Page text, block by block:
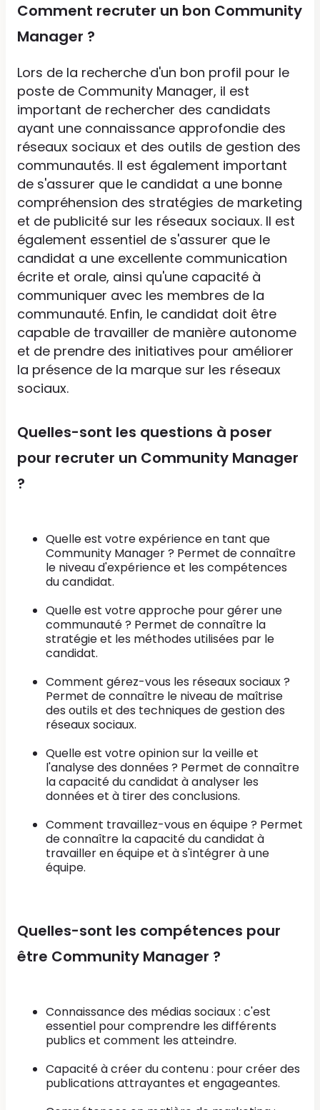
Comment recruter un bon Community
Manager ?
Lors de la recherche d'un bon profil pour le
poste de Community Manager, il est
important de rechercher des candidats
ayant une connaissance approfondie des
réseaux sociaux et des outils de gestion des
communautés. Il est également important
de s'assurer que le candidat a une bonne
compréhension des stratégies de marketing
et de publicité sur les réseaux sociaux. Il est
également essentiel de s'assurer que le
candidat a une excellente communication
écrite et orale, ainsi qu'une capacité à
communiquer avec les membres de la
communauté. Enfin, le candidat doit être
capable de travailler de manière autonome
et de prendre des initiatives pour améliorer
la présence de la marque sur les réseaux
sociaux.
Quelles-sont les questions à poser
pour recruter un Community Manager
?
Quelle est votre expérience en tant que
Community Manager ? Permet de connaître
le niveau d'expérience et les compétences
du candidat.
Quelle est votre approche pour gérer une
communauté ? Permet de connaître la
stratégie et les méthodes utilisées par le
candidat.
Comment gérez-vous les réseaux sociaux ?
Permet de connaître le niveau de maîtrise
des outils et des techniques de gestion des
réseaux sociaux.
Quelle est votre opinion sur la veille et
l'analyse des données ? Permet de connaître
la capacité du candidat à analyser les
données et à tirer des conclusions.
Comment travaillez-vous en équipe ? Permet
de connaître la capacité du candidat à
travailler en équipe et à s'intégrer à une
équipe.
Quelles-sont les compétences pour
être Community Manager ?
Connaissance des médias sociaux : c'est
essentiel pour comprendre les différents
publics et comment les atteindre.
Capacité à créer du contenu : pour créer des
publications attrayantes et engageantes.